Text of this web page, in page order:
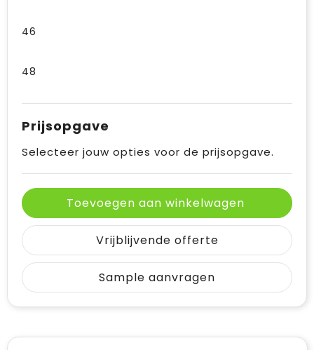
46
48
Prijsopgave
Selecteer jouw opties voor de prijsopgave.
Toevoegen aan winkelwagen
Vrijblijvende offerte
Sample aanvragen